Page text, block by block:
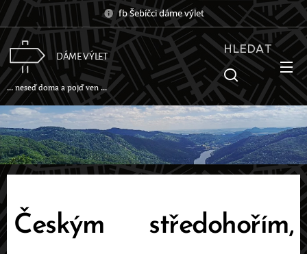
fb Šebíčci dáme výlet
DÁME VÝLET
... neseď doma a pojď ven ...
HLEDAT
Českým středohořím,